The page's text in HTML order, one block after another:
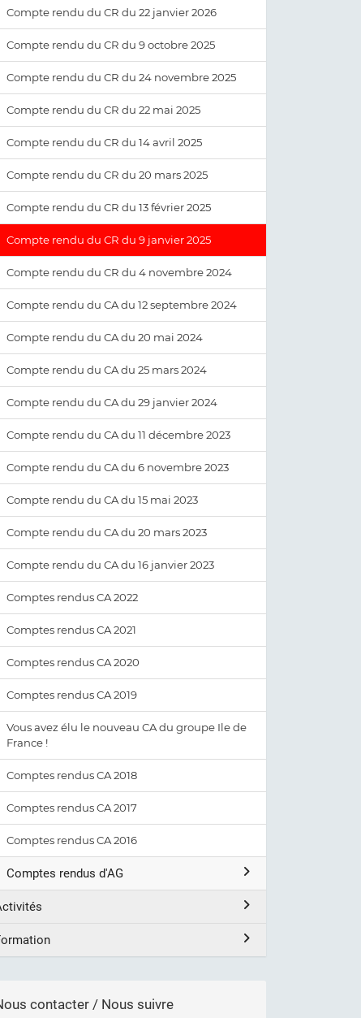
Compte rendu du CR du 22 janvier 2026
Compte rendu du CR du 9 octobre 2025
Compte rendu du CR du 24 novembre 2025
Compte rendu du CR du 22 mai 2025
Compte rendu du CR du 14 avril 2025
Compte rendu du CR du 20 mars 2025
Compte rendu du CR du 13 février 2025
Compte rendu du CR du 9 janvier 2025
Compte rendu du CR du 4 novembre 2024
Compte rendu du CA du 12 septembre 2024
Compte rendu du CA du 20 mai 2024
Compte rendu du CA du 25 mars 2024
Compte rendu du CA du 29 janvier 2024
Compte rendu du CA du 11 décembre 2023
Compte rendu du CA du 6 novembre 2023
Compte rendu du CA du 15 mai 2023
Compte rendu du CA du 20 mars 2023
Compte rendu du CA du 16 janvier 2023
Comptes rendus CA 2022
Comptes rendus CA 2021
Comptes rendus CA 2020
Comptes rendus CA 2019
Vous avez élu le nouveau CA du groupe Ile de
France !
Comptes rendus CA 2018
Comptes rendus CA 2017
Comptes rendus CA 2016
Comptes rendus d'AG
contacter / Nous suivre